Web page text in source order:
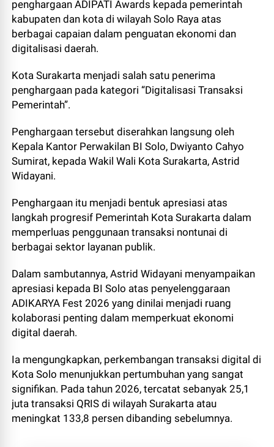
penghargaan ADIPATI Awards kepada pemerintah
kabupaten dan kota di wilayah Solo Raya atas
berbagai capaian dalam penguatan ekonomi dan
digitalisasi daerah.
Kota Surakarta menjadi salah satu penerima
penghargaan pada kategori “Digitalisasi Transaksi
Pemerintah”.
Penghargaan tersebut diserahkan langsung oleh
Kepala Kantor Perwakilan BI Solo, Dwiyanto Cahyo
Sumirat, kepada Wakil Wali Kota Surakarta, Astrid
Widayani.
Penghargaan itu menjadi bentuk apresiasi atas
langkah progresif Pemerintah Kota Surakarta dalam
memperluas penggunaan transaksi nontunai di
berbagai sektor layanan publik.
Dalam sambutannya, Astrid Widayani menyampaikan
apresiasi kepada BI Solo atas penyelenggaraan
ADIKARYA Fest 2026 yang dinilai menjadi ruang
kolaborasi penting dalam memperkuat ekonomi
digital daerah.
Ia mengungkapkan, perkembangan transaksi digital di
Kota Solo menunjukkan pertumbuhan yang sangat
signifikan. Pada tahun 2026, tercatat sebanyak 25,1
juta transaksi QRIS di wilayah Surakarta atau
meningkat 133,8 persen dibanding sebelumnya.